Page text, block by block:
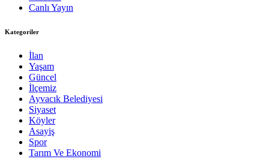
Canlı Yayın
Kategoriler
İlan
Yaşam
Güncel
İlçemiz
Ayvacık Belediyesi
Siyaset
Köyler
Asayiş
Spor
Tarım Ve Ekonomi